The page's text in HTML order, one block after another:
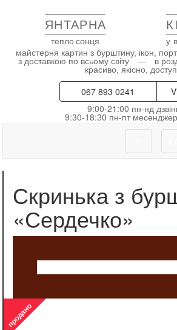
ЯНТАРНА
тепло сонця у
майстерня картин з бурштину, ікон,
з доставкою по всьому світу — в
красиво, якісно,
067 893 0241
9:00-21:00 пн-нд
9:30-18:30 пн-пт
Скринька з
«Сердечко»
продано